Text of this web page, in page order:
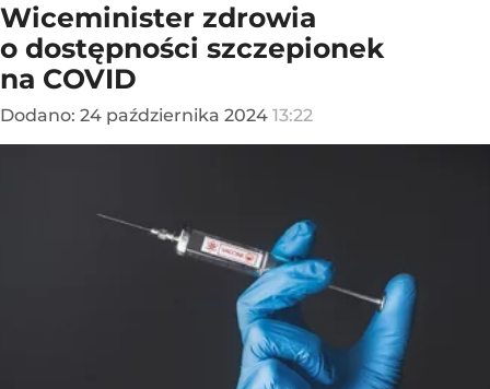
Wiceminister zdrowia
o dostępności szczepionek
na COVID
Dodano: 24 października 2024 13:22